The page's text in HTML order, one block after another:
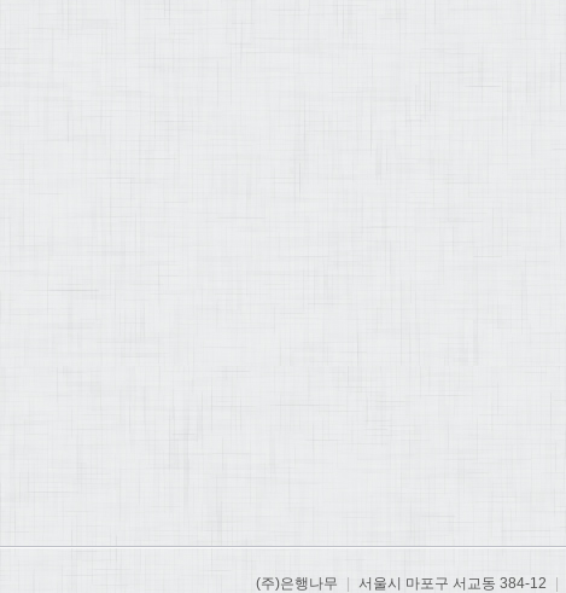
(주)은행나무 서울시 마포구 서교동 384-12